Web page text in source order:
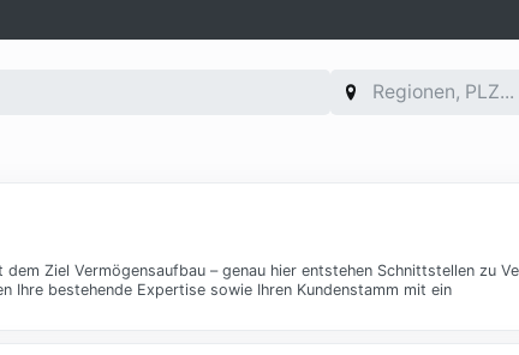
Ziel Vermögensaufbau – genau hier entstehen Schnittstellen zu
Ihre bestehende Expertise sowie Ihren Kundenstamm mit ein